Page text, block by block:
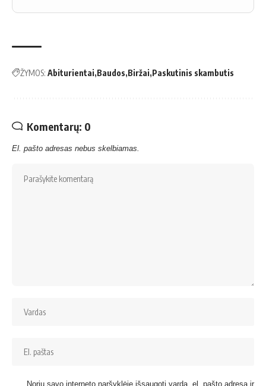
ŽYMOS: Abiturientai Baudos Biržai Paskutinis skambutis
Komentarų: 0
El. pašto adresas nebus skelbiamas.
Noriu savo interneto naršyklėje išsaugoti vardą, el. pašto adresą ir